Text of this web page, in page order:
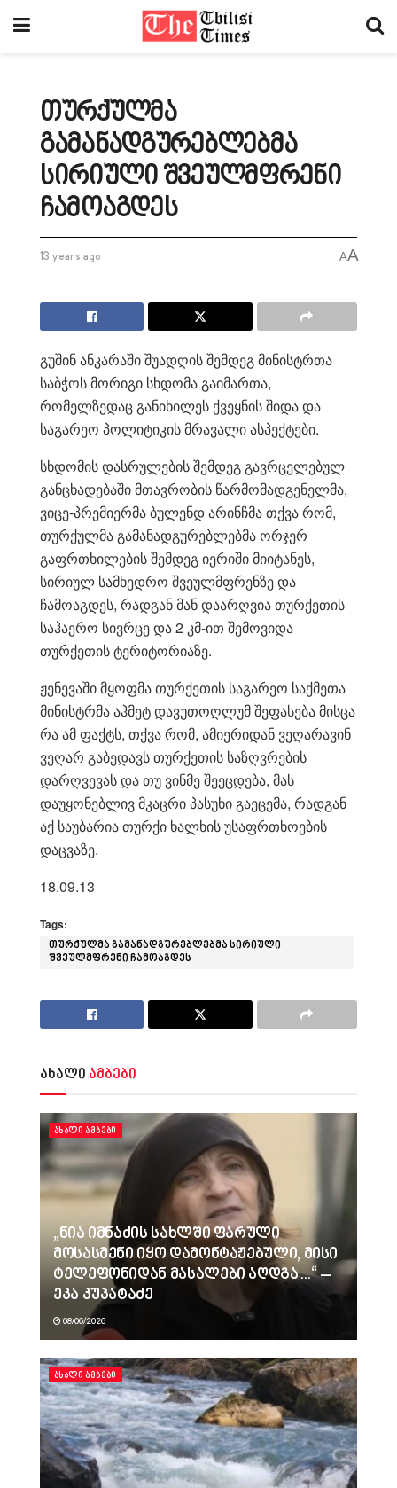
თურქულმა
გამანადგურებლებმა
სირიული შვეულმფრენი
ჩამოაგდეს
13 years ago AA
გუშინ ანკარაში შუადღის შემდეგ მინისტრთა
საბჭოს მორიგი სხდომა გაიმართა,
რომელზედაც განიხილეს ქვეყნის შიდა და
საგარეო პოლიტიკის მრავალი ასპექტები.
სხდომის დასრულების შემდეგ გავრცელებულ
განცხადებაში მთავრობის წარმომადგენელმა,
ვიცე-პრემიერმა ბულენდ არინჩმა თქვა რომ,
თურქულმა გამანადგურებლებმა ორჯერ
გაფრთხილების შემდეგ იერიში მიიტანეს,
სირიულ სამხედრო შვეულმფრენზე და
ჩამოაგდეს, რადგან მან დაარღვია თურქეთის
საჰაერო სივრცე და 2 კმ-ით შემოვიდა
თურქეთის ტერიტორიაზე.
ჟენევაში მყოფმა თურქეთის საგარეო საქმეთა
მინისტრმა აჰმეტ დავუთოღლუმ შეფასება მისცა
რა ამ ფაქტს, თქვა რომ, ამიერიდან ვეღარავინ
ვეღარ გაბედავს თურქეთის საზღვრების
დარღვევას და თუ ვინმე შეეცდება, მას
დაუყონებლივ მკაცრი პასუხი გაეცემა, რადგან
აქ საუბარია თურქი ხალხის უსაფრთხოების
დაცვაზე.
18.09.13
Tags:
თურქულმა გამანადგურებლებმა სირიული
შვეულმფრენი ჩამოაგდეს
ახალი ამბები
ᲐᲮᲐᲚᲘ ᲐᲛᲑᲔᲑᲘ
„ნია იმნაძის სახლში ფარული
მოსასმენი იყო დამონტაჟებული, მისი
ტელეფონიდან მასალები აღდგა…“ –
ეკა კუპატაძე
08/06/2026
ᲐᲮᲐᲚᲘ ᲐᲛᲑᲔᲑᲘ